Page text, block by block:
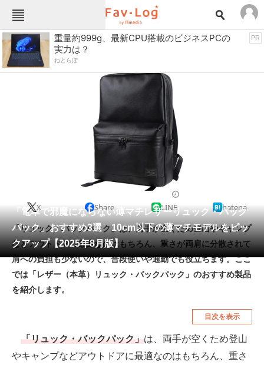
Fav-Logカテゴリー一覧
TOP
インテリア・収納 おもちゃ・ホビー
スイーツ・お菓子
スマホ・携帯電話
ファッション
ペット 家電
工具・DIY 本・DVD・CD
生活家電 生活用品
空調・季節家電 美容・コスメ
重量約999g、最新CPU搭載のビジネスPCの
実力は？
ねとらぼ
PR
「電車で邪魔にならない薄マチレザーリュック・バック
パック」おすすめ3選 10cm以下の薄マチモデルをピッ
クアップ【2025年8月版】
X Share LINE hatena
「リュック・バックパック」は、両手が空くため登山やキャンプ
などアウトドアに最適なのはもちろん、重さが両肩に分散されて
肩への負担も少ないので、普段使いや通勤でも役立ちます。ここ
では「レザー（本革）リュック・バックパック」のおすすめ製品
を紹介します。
目次を表示
「リュック・バックパック」は、両手が空くため登山
やキャンプなどアウトドアに最適なのはもちろん、重さ